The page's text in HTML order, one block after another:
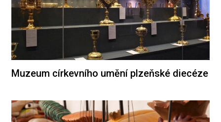
Muzeum církevního umění plzeňské diecéze